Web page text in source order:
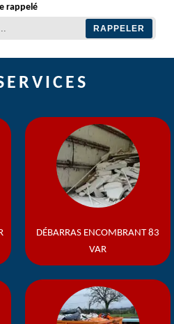
rappelé
DÉBARRAS ENCOMBRANT 83
VAR